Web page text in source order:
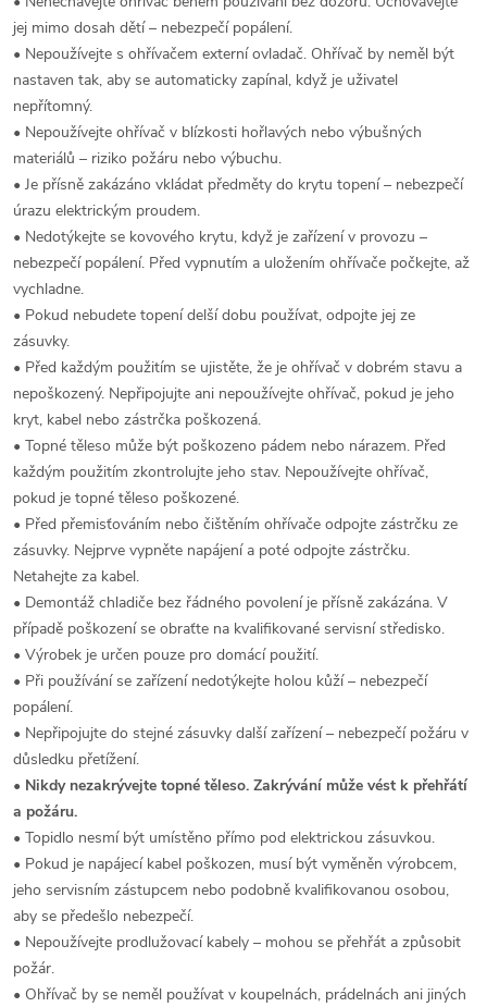
jej mimo dosah dětí – nebezpečí popálení.
• Nepoužívejte s ohřívačem externí ovladač. Ohřívač by neměl být
nastaven tak, aby se automaticky zapínal, když je uživatel
nepřítomný.
• Nepoužívejte ohřívač v blízkosti hořlavých nebo výbušných
materiálů – riziko požáru nebo výbuchu.
• Je přísně zakázáno vkládat předměty do krytu topení – nebezpečí
úrazu elektrickým proudem.
• Nedotýkejte se kovového krytu, když je zařízení v provozu –
nebezpečí popálení. Před vypnutím a uložením ohřívače počkejte, až
vychladne.
• Pokud nebudete topení delší dobu používat, odpojte jej ze
zásuvky.
• Před každým použitím se ujistěte, že je ohřívač v dobrém stavu a
nepoškozený. Nepřipojujte ani nepoužívejte ohřívač, pokud je jeho
kryt, kabel nebo zástrčka poškozená.
• Topné těleso může být poškozeno pádem nebo nárazem. Před
každým použitím zkontrolujte jeho stav. Nepoužívejte ohřívač,
pokud je topné těleso poškozené.
• Před přemisťováním nebo čištěním ohřívače odpojte zástrčku ze
zásuvky. Nejprve vypněte napájení a poté odpojte zástrčku.
Netahejte za kabel.
• Demontáž chladiče bez řádného povolení je přísně zakázána. V
případě poškození se obraťte na kvalifikované servisní středisko.
• Výrobek je určen pouze pro domácí použití.
• Při používání se zařízení nedotýkejte holou kůží – nebezpečí
popálení.
• Nepřipojujte do stejné zásuvky další zařízení – nebezpečí požáru v
důsledku přetížení.
• Nikdy nezakrývejte topné těleso. Zakrývání může vést k přehřátí
a požáru.
• Topidlo nesmí být umístěno přímo pod elektrickou zásuvkou.
• Pokud je napájecí kabel poškozen, musí být vyměněn výrobcem,
jeho servisním zástupcem nebo podobně kvalifikovanou osobou,
aby se předešlo nebezpečí.
• Nepoužívejte prodlužovací kabely – mohou se přehřát a způsobit
požár.
• Ohřívač by se neměl používat v koupelnách, prádelnách ani jiných